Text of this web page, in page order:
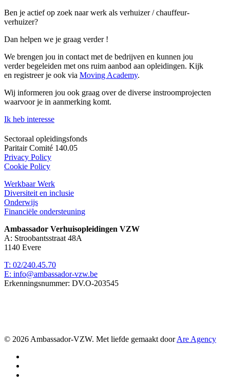
Ben je actief op zoek naar werk als verhuizer / chauffeur-
verhuizer?
Dan helpen we je graag verder !
We brengen jou in contact met de bedrijven en kunnen jou
verder begeleiden met ons ruim aanbod aan opleidingen. Kijk
en registreer je ook via Moving Academy.
Wij informeren jou ook graag over de diverse instroomprojecten
waarvoor je in aanmerking komt.
Ik heb interesse
Sectoraal opleidingsfonds
Paritair Comité 140.05
Privacy Policy
Cookie Policy
Werkbaar Werk
Diversiteit en inclusie
Onderwijs
Financiële ondersteuning
Ambassador Verhuisopleidingen VZW
A: Stroobantsstraat 48A
1140 Evere
T: 02/240.45.70
E: info@ambassador-vzw.be
Erkenningsnummer: DV.O-203545
© 2026 Ambassador-VZW. Met liefde gemaakt doorAre Agency